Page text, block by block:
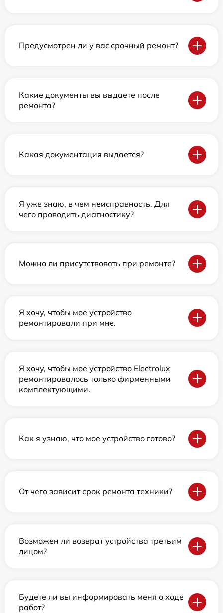
Предусмотрен ли у вас срочный ремонт?
Какие документы вы выдаете после
ремонта?
Какая документация выдается?
Я уже знаю, в чем неисправность. Для
чего проводить диагностику?
Можно ли присутствовать при ремонте?
Я хочу, чтобы мое устройство
ремонтировали при мне.
Я хочу, чтобы мое устройство Electrolux
ремонтировалось только фирменными
комплектующими.
Как я узнаю, что мое устройство готово?
От чего зависит срок ремонта техники?
Возможен ли возврат устройства третьим
лицом?
Будете ли вы информировать меня о ходе
работ?